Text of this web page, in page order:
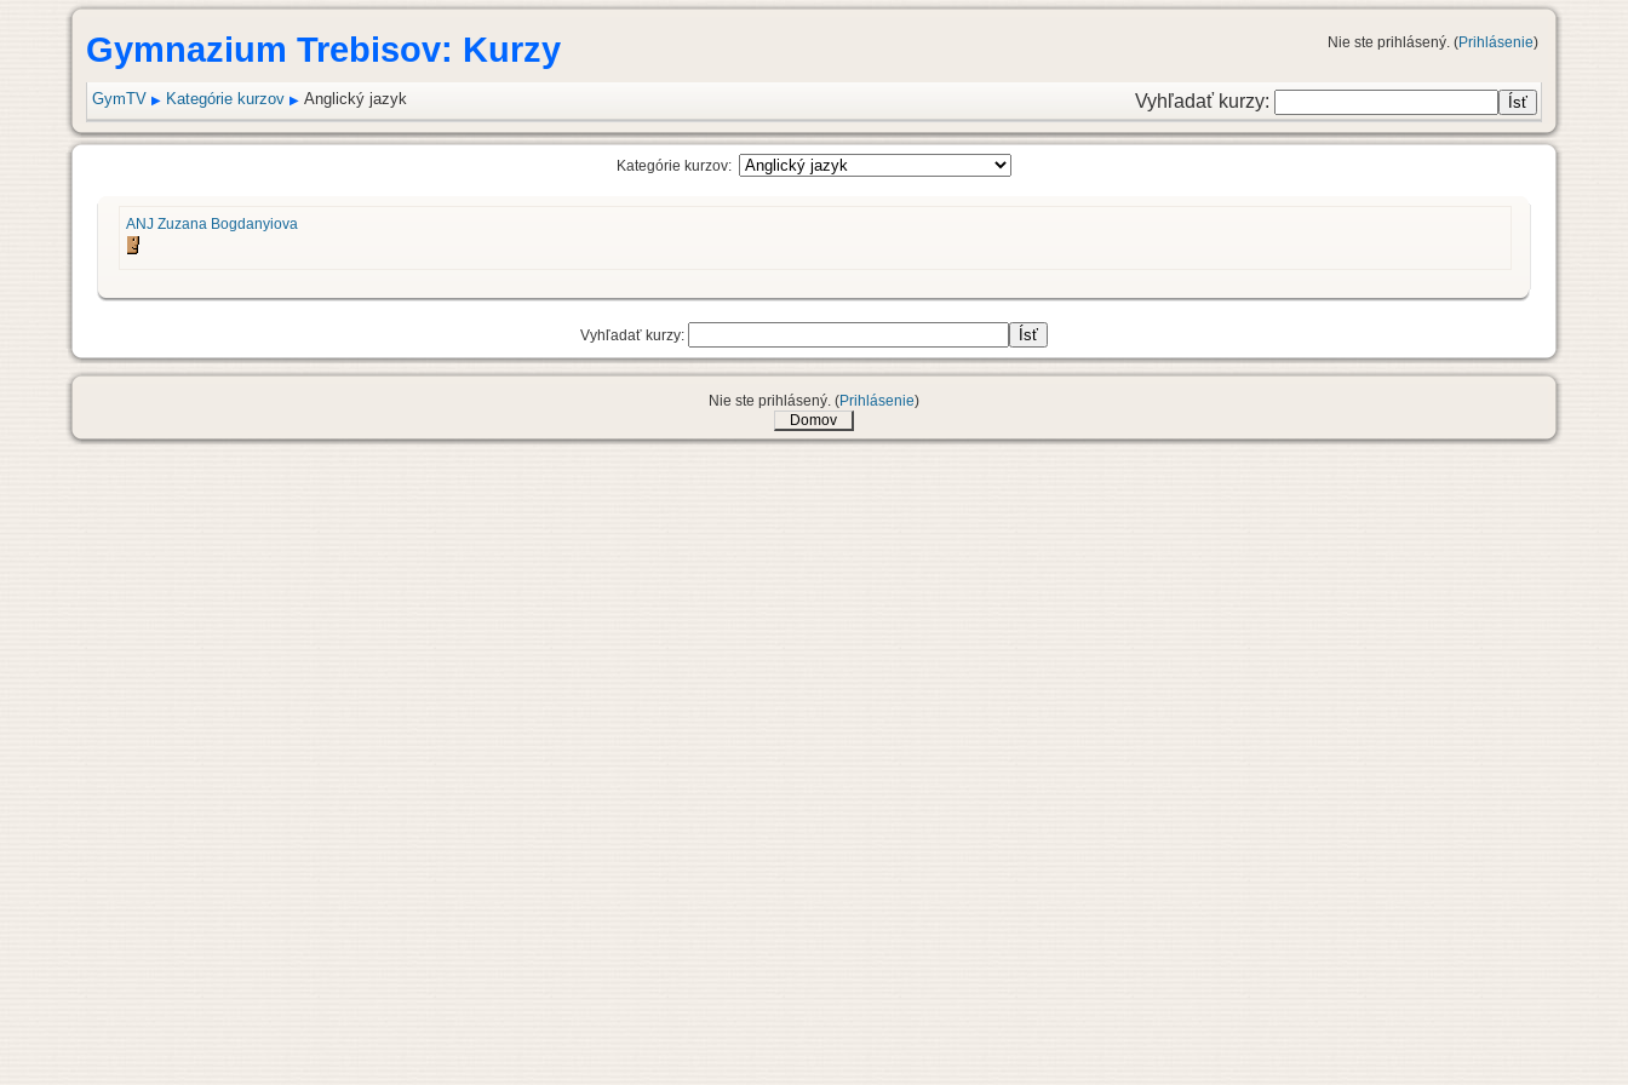
Gymnazium Trebisov: Kurzy Nie ste prihlásený. (Prihlásenie)
GymTV ▶ Kategórie kurzov ▶Anglický jazyk Vyhľadať kurzy:
Kategórie kurzov:
ANJ Zuzana Bogdanyiova
Vyhľadať kurzy:
Nie ste prihlásený. (Prihlásenie)
Domov